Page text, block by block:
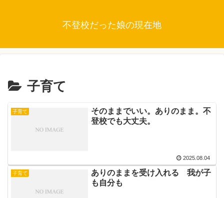
不登校だった娘の現在地
子育て
子育て
そのままでいい。ありのまま。不
登校でも大丈夫。
2025.08.04
子育て
ありのままを受け入れる 我が子
も自分も